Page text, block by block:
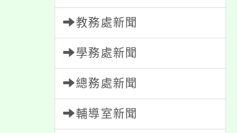
教務處新聞
學務處新聞
總務處新聞
輔導室新聞